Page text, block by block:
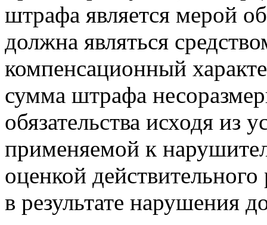
штрафа является мерой
должна являться
компенсационный
сумма штрафа
обязательства исходя из
применяемой к
оценкой
в результате нарушения